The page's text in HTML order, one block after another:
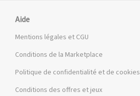
Aide
Mentions légales et CGU
Conditions de la Marketplace
Politique de confidentialité et de cookies
Conditions des offres et jeux